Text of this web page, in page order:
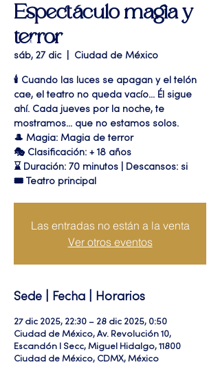
Espectáculo magia y
terror
sáb, 27 dic
  |
Ciudad de México
🕯️ Cuando las luces se apagan y el telón
cae, el teatro no queda vacío... Él sigue
ahí. Cada jueves por la noche, te
mostramos... que no estamos solos.
🎩 Magia: Magia de terror
🎭 Clasificación: + 18 años
⌛ Duración: 70 minutos | Descansos: si
🎟 Teatro principal
Las entradas no están a la venta
Ver otros eventos
Sede | Fecha | Horarios
27 dic 2025, 22:30 – 28 dic 2025, 0:50
Ciudad de México, Av. Revolución 10,
Escandón I Secc, Miguel Hidalgo, 11800
Ciudad de México, CDMX, México